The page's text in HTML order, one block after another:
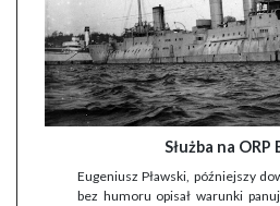
Służba na ORP
Eugeniusz Pławski, późniejszy
bez humoru opisał warunki